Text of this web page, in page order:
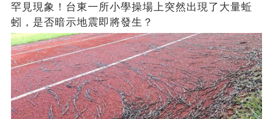
罕見現象！台東一所小學操場上突然出現了大量蚯
蚓，是否暗示地震即將發生？